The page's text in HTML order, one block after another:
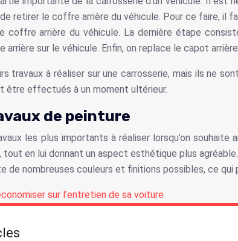
retirer le coffre arrière du véhicule. Pour ce faire, il
coffre arrière du véhicule. La dernière étape
sur le véhicule. Enfin, on replace le capot
travaux à réaliser sur une carrosserie, mais ils ne
être effectués à un moment ultérieur.
de peinture
les plus importants à réaliser lorsqu’on
en lui donnant un aspect esthétique plus
de nombreuses couleurs et finitions possibles, ce
sur l’entretien de sa voiture